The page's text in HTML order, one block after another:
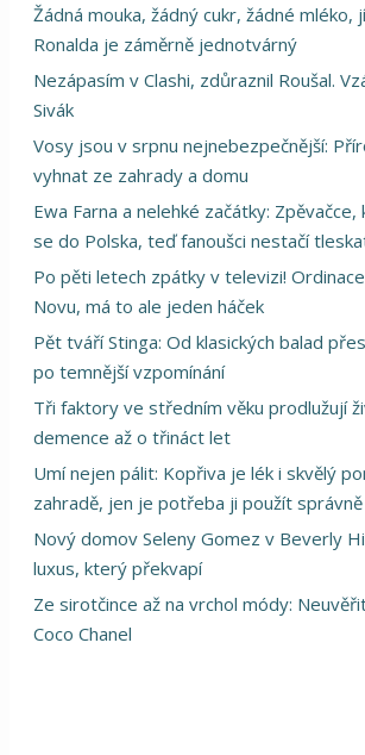
Žádná mouka, žádný cukr, žádné mléko,
Ronalda je záměrně jednotvárný
Nezápasím v Clashi, zdůraznil Roušal.
Sivák
Vosy jsou v srpnu nejnebezpečnější:
vyhnat ze zahrady a domu
Ewa Farna a nelehké začátky:
se do Polska, teď fanoušci nestačí
Po pěti letech zpátky v televizi!
Novu, má to ale jeden háček
Pět tváří Stinga: Od klasických balad
po temnější vzpomínání
Tři faktory ve středním věku prodlužují
demence až o třináct let
Umí nejen pálit: Kopřiva je lék i skvělý
zahradě, jen je potřeba ji použít správně
Nový domov Seleny Gomez v Beverly
luxus, který překvapí
Ze sirotčince až na vrchol módy:
Coco Chanel